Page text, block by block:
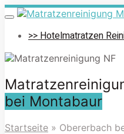
Skip
to
main
Toggle
navigation>> Hotelmatratzen
bei Montabaur
Startseite » Obererbach